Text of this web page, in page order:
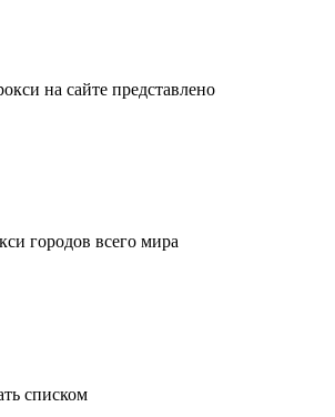
на сайте представлено
городов всего мира
списком